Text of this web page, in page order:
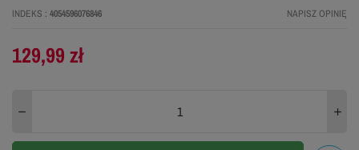
INDEKS 4054596076846 NAPISZ OPINIĘ
129,99 zł